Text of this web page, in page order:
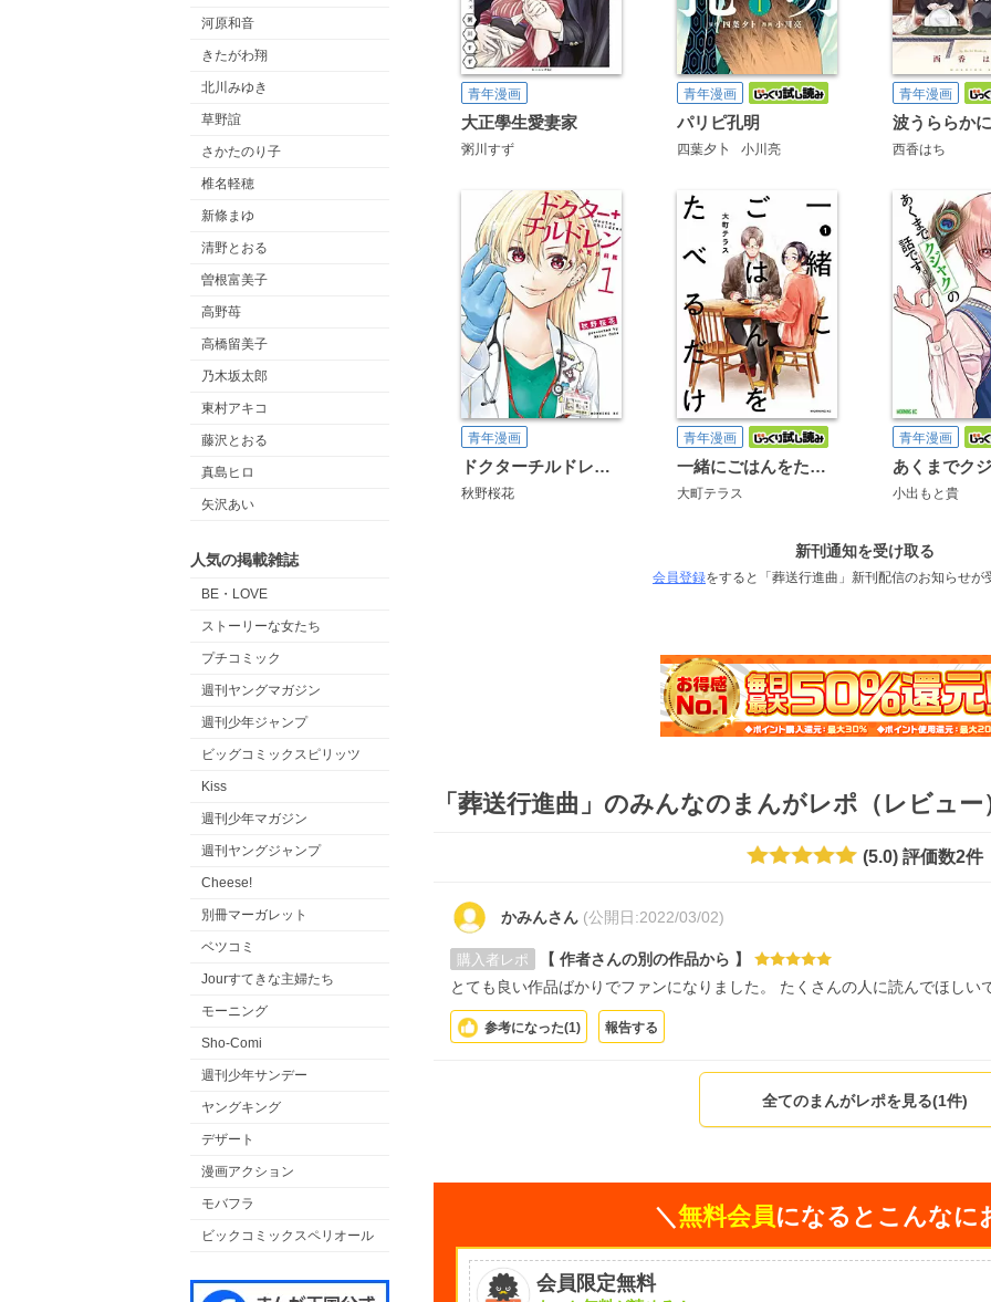
河原和音
きたがわ翔
北川みゆき
草野誼
さかたのり子
椎名軽穂
新條まゆ
清野とおる
曽根富美子
高野苺
高橋留美子
乃木坂太郎
東村アキコ
藤沢とおる
真島ヒロ
矢沢あい
人気の掲載雑誌
BE・LOVE
ストーリーな女たち
プチコミック
週刊ヤングマガジン
週刊少年ジャンプ
ビッグコミックスピリッツ
Kiss
週刊少年マガジン
週刊ヤングジャンプ
Cheese!
別冊マーガレット
ベツコミ
Jourすてきな主婦たち
モーニング
Sho-Comi
週刊少年サンデー
ヤングキング
デザート
漫画アクション
モバフラ
ビックコミックスペリオール
青年漫画
大正學生愛妻家
粥川すず
青年漫画
パリピ孔明
四葉夕卜 小川亮
青年漫画
西香はち
青年漫画
ドクターチルドレン～小児外科医～
秋野桜花
青年漫画
一緒にごはんをたべるだけ
大町テラス
青年漫画
小出もと貴
新刊通知を受け取る
会員登録をすると「葬送行進曲」新刊配信のお知らせが
「葬送行進曲」のみんなのまんがレポ（レビュー
(5.0) 評価数2件
かみんさん (公開日:2022/03/02)
購入者レポ
【 作者さんの別の作品から 】
とても良い作品ばかりでファンになりました。 たくさんの人に読んでほしい
参考になった(1) 報告する
全てのまんがレポを見る(1件)
＼ 無料会員になるとこんなに
会員限定無料